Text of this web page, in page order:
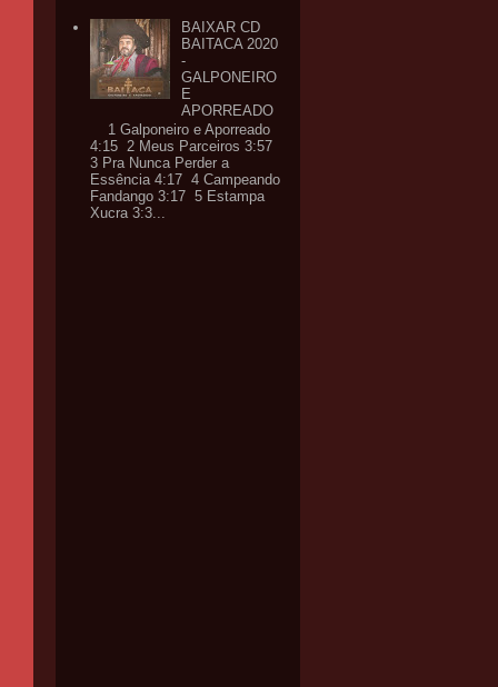
BAIXAR CD
BAITACA 2020
-
GALPONEIRO
E
APORREADO
1 Galponeiro e Aporreado
4:15 2 Meus Parceiros 3:57
3 Pra Nunca Perder a
Essência 4:17 4 Campeando
Fandango 3:17 5 Estampa
Xucra 3:3...